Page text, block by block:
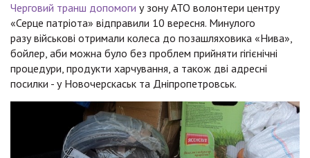
Черговий транш допомоги у зону АТО волонтери центру
«Серце патріота» відправили 10 вересня. Минулого
разу військові отримали колеса до позашляховика «Нива»,
бойлер, аби можна було без проблем прийняти гігієнічні
процедури, продукти харчування, а також дві адресні
посилки - у Новочерскаськ та Дніпропетровськ.